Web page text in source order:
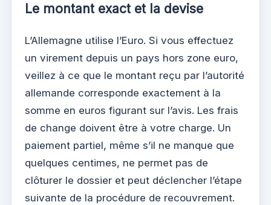
Le montant exact et la devise
L’Allemagne utilise l’Euro. Si vous effectuez
un virement depuis un pays hors zone euro,
veillez à ce que le montant reçu par l’autorité
allemande corresponde exactement à la
somme en euros figurant sur l’avis. Les frais
de change doivent être à votre charge. Un
paiement partiel, même s’il ne manque que
quelques centimes, ne permet pas de
clôturer le dossier et peut déclencher l’étape
suivante de la procédure de recouvrement.